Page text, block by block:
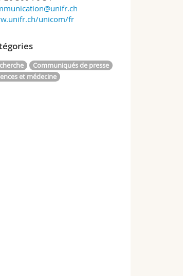
unicom/fr
Communiqués de presse
et médecine